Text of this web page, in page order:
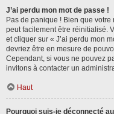
J’ai perdu mon mot de passe !
Pas de panique ! Bien que
peut facilement être réinitialisé.
et cliquer sur « J’ai perdu mon
devriez être en mesure de
Cependant, si vous ne pouvez
invitons à contacter un
Haut
Pourquoi suis-je déconnecté